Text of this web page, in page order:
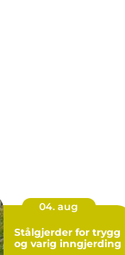
04. aug
Stålgjerder for trygg
og varig inngjerding